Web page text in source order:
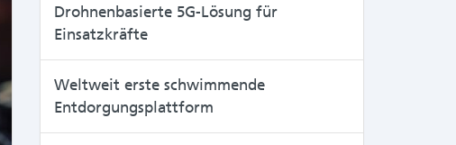
Drohnenbasierte 5G-Lösung für
Einsatzkräfte
Weltweit erste schwimmende
Entdorgungsplattform